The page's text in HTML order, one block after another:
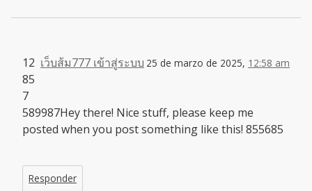
เว็บส้ม777 เข้าสู่ระบบ 25 de marzo de 2025, 12:58 am
12
85
7
589987Hey there! Nice stuff, please keep me
posted when you post something like this! 855685
Responder